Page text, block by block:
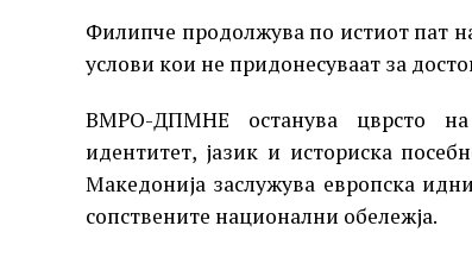
Филипче продолжува по истиот пат
услови кои не придонесуваат за
ВМРО-ДПМНЕ останува цврсто на
идентитет, јазик и историска
Македонија заслужува европска
сопствените национални обележја.